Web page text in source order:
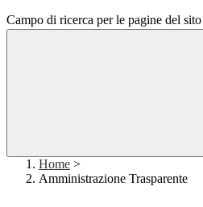
Campo di ricerca per le pagine del sito
Home >
Amministrazione Trasparente